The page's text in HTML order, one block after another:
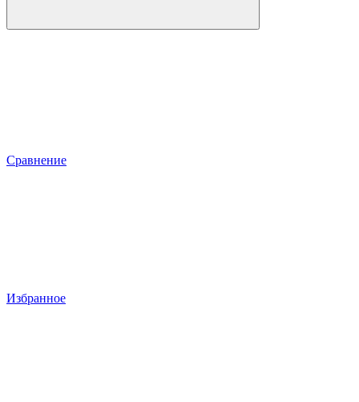
Сравнение
Избранное